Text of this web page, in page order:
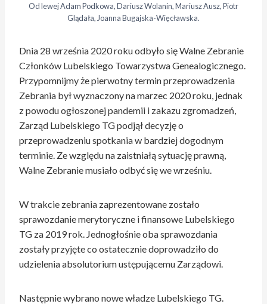
Od lewej Adam Podkowa, Dariusz Wolanin, Mariusz Ausz, Piotr
Glądała, Joanna Bugajska-Więcławska.
Dnia 28 września 2020 roku odbyło się Walne Zebranie
Członków Lubelskiego Towarzystwa Genealogicznego.
Przypomnijmy że pierwotny termin przeprowadzenia
Zebrania był wyznaczony na marzec 2020 roku, jednak
z powodu ogłoszonej pandemii i zakazu zgromadzeń,
Zarząd Lubelskiego TG podjął decyzję o
przeprowadzeniu spotkania w bardziej dogodnym
terminie. Ze względu na zaistniałą sytuację prawną,
Walne Zebranie musiało odbyć się we wrześniu.
W trakcie zebrania zaprezentowane zostało
sprawozdanie merytoryczne i finansowe Lubelskiego
TG za 2019 rok. Jednogłośnie oba sprawozdania
zostały przyjęte co ostatecznie doprowadziło do
udzielenia absolutorium ustępującemu Zarządowi.
Następnie wybrano nowe władze Lubelskiego TG.